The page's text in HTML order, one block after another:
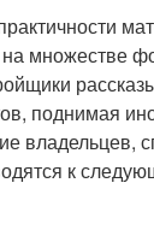
на множестве
поднимая
владельцев,
к